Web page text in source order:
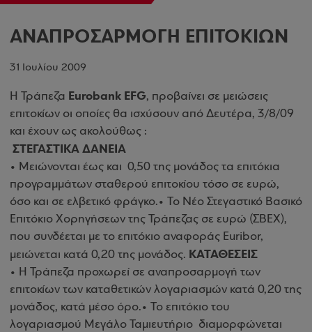
ΑΝΑΠΡΟΣΑΡΜΟΓΗ ΕΠΙΤΟΚΙΩΝ
31 Ιουλίου 2009
Η Τράπεζα Eurobank EFG, προβαίνει σε μειώσεις
επιτοκίων οι οποίες θα ισχύσουν από Δευτέρα, 3/8/09
και έχουν ως ακολούθως :
ΣΤΕΓΑΣΤΙΚΑ ΔΑΝΕΙΑ
• Μειώνονται έως και 0,50 της μονάδος τα επιτόκια
προγραμμάτων σταθερού επιτοκίου τόσο σε ευρώ,
όσο και σε ελβετικό φράγκο.• Το Νέο Στεγαστικό Βασικό
Επιτόκιο Χορηγήσεων της Τράπεζας σε ευρώ (ΣΒΕΧ),
που συνδέεται με το επιτόκιο αναφοράς Euribor,
μειώνεται κατά 0,20 της μονάδος. ΚΑΤΑΘΕΣΕΙΣ
• Η Τράπεζα προχωρεί σε αναπροσαρμογή των
επιτοκίων των καταθετικών λογαριασμών κατά 0,20 της
μονάδος, κατά μέσο όρο.• Το επιτόκιο του
λογαριασμού Μεγάλο Ταμιευτήριο διαμορφώνεται